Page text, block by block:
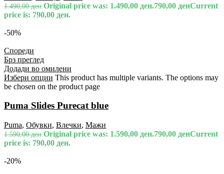
1.490,00ден Original price was: 1.490,00 ден.790,00 денCurrent
price is: 790,00 ден.
-50%
Спореди
Брз преглед
Додади во омилени
Избери опции This product has multiple variants. The options may
be chosen on the product page
Puma Slides Purecat blue
Puma, Обувки, Влечки, Мажи
1.590,00ден Original price was: 1.590,00 ден.790,00 денCurrent
price is: 790,00 ден.
-20%